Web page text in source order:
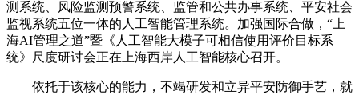
测系统、风险监测预警系统、监管和公共办事系统、平安社会
监视系统五位一体的人工智能管理系统。加强国际合做，“上
海AI管理之道”暨《人工智能大模子可相信使用评价目标系
统》尺度研讨会正在上海西岸人工智能核心召开。
依托于该核心的能力，不竭研发和立异平安防御手艺，就